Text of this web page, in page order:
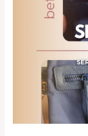
Perawatan
Branded
Seperti